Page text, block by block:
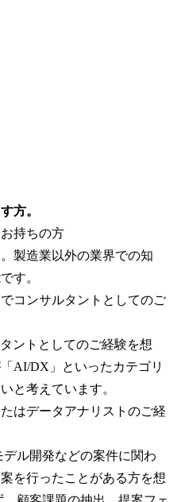
方。
持ちの方
製造業以外の業界での知
す。
コンサルタントとしてのご
ントとしてのご経験を想
AI/DX」といったカテゴリ
と考えています。
はデータアナリストのご経
ル開発などの案件に関わ
を行ったことがある方を想